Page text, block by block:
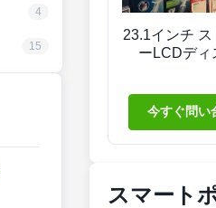
4
15
23.1インチ
ーLCDディ
今すぐ問い
スマート